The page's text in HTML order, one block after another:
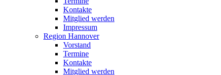
Kontakte
Mitglied werden
Impressum
Region Hannover
Vorstand
Termine
Kontakte
Mitglied werden